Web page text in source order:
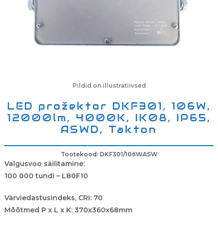
LED prožektor DKF301, 106W,
12000lm, 4000K, IK08, IP65,
ASWD, Takton
Tootekood: DKF301/106WASW
Valgusvoo säilitamine:
100 000 tundi – L80F10
Värviedastusindeks, CRI: 70
Mõõtmed P x L x K: 370x360x68mm
Pildid on illustratiivsed